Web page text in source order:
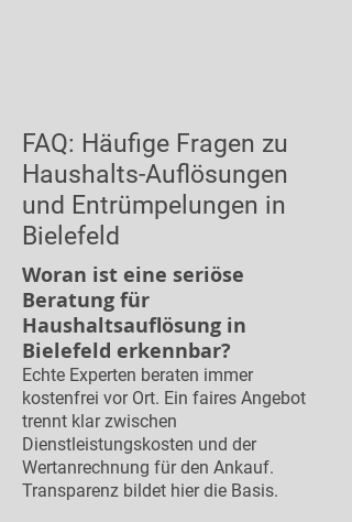
FAQ: Häufige Fragen zu
Haushalts-Auflösungen
und Entrümpelungen in
Bielefeld
Woran ist eine seriöse
Beratung für
Haushaltsauflösung in
Bielefeld erkennbar?
Echte Experten beraten immer
kostenfrei vor Ort. Ein faires Angebot
trennt klar zwischen
Dienstleistungskosten und der
Wertanrechnung für den Ankauf.
Transparenz bildet hier die Basis.